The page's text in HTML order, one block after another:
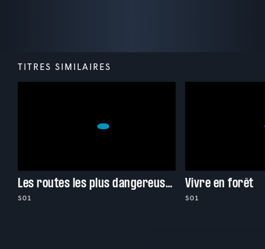
TITRES SIMILAIRES
Les routes les plus dangereuses du monde
S01
Vivre en forêt
S01